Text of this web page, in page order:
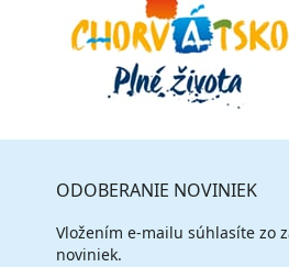
ODOBERANIE NOVINIEK
Vložením e-mailu súhlasíte zo
noviniek.